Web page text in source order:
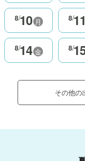
8/10 月 8/11
8/14 金 8/
その他の